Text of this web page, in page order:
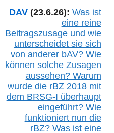
DAV (23.6.26): Was ist
eine reine
Beitragszusage und wie
unterscheidet sie sich
von anderer bAV? Wie
können solche Zusagen
aussehen? Warum
wurde die rBZ2018 mit
dem BRSG-I überhaupt
eingeführt? Wie
funktioniert nun die
rBZ? Was ist eine